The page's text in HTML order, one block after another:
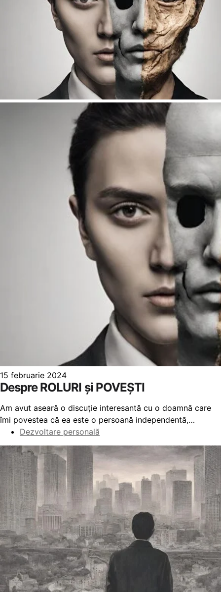
15 februarie 2024
Despre ROLURI și POVEȘTI
Am avut aseară o discuție interesantă cu o doamnă care
îmi povestea că ea este o persoană independentă,…
Dezvoltare personală